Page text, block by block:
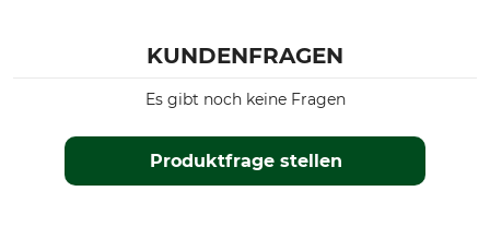
KUNDENFRAGEN
Produktfrage stellen
Es gibt noch keine Fragen